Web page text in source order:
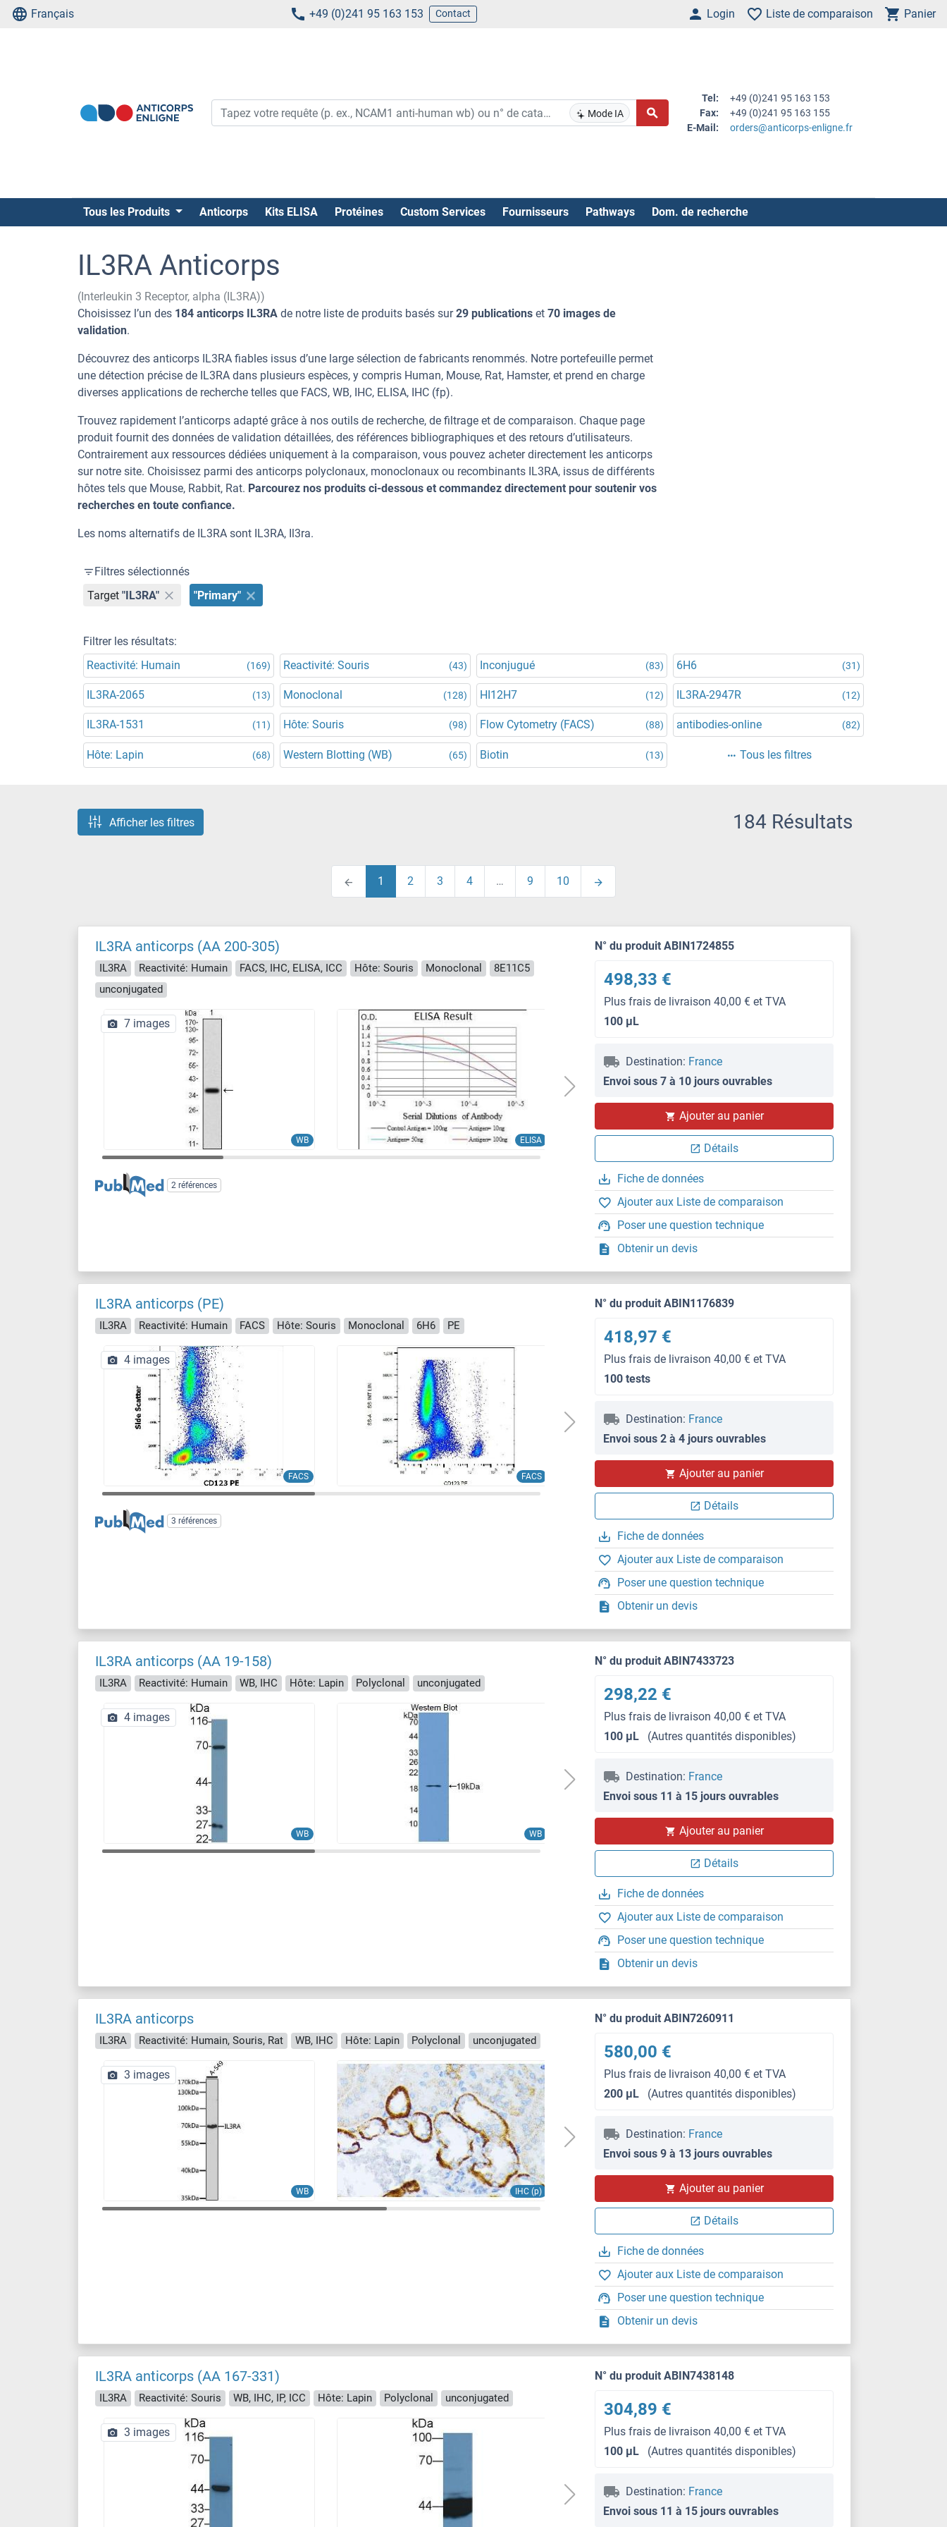
Français +49 (0)241 95 163 153 Contact Login Liste de comparaison Panier
Mode IA
Tel:
+49 (0)241 95 163 153
Fax:
+49 (0)241 95 163 155
E-Mail:
orders@anticorps-enligne.fr
Tous les Produits Anticorps Kits ELISA Protéines Custom Services Fournisseurs Pathways Dom. de recherche
IL3RA Anticorps
(Interleukin 3 Receptor, alpha (IL3RA))
Choisissez l’un des 184 anticorps IL3RA de notre liste de produits basés sur29 publications et 70 images de
validation.
Découvrez des anticorps IL3RA fiables issus d’une large sélection de fabricants renommés. Notre portefeuille permet
une détection précise de IL3RA dans plusieurs espèces, y compris Human, Mouse, Rat, Hamster, et prend en charge
diverses applications de recherche telles que FACS, WB, IHC, ELISA, IHC (fp).
Trouvez rapidement l’anticorps adapté grâce à nos outils de recherche, de filtrage et de comparaison. Chaque page
produit fournit des données de validation détaillées, des références bibliographiques et des retours d’utilisateurs.
Contrairement aux ressources dédiées uniquement à la comparaison, vous pouvez acheter directement les anticorps
sur notre site. Choisissez parmi des anticorps polyclonaux, monoclonaux ou recombinants IL3RA, issus de différents
hôtes tels que Mouse, Rabbit, Rat. Parcourez nos produits ci-dessous et commandez directement pour soutenir vos
recherches en toute confiance.
Les noms alternatifs de IL3RA sont IL3RA, Il3ra.
Filtres sélectionnés
Target "IL3RA" "Primary"
Filtrer les résultats:
Reactivité: Humain
(169) Reactivité: Souris (43) Inconjugué (83) 6H6 (31)
IL3RA-2065 (13) Monoclonal (128) HI12H7 (12) IL3RA-2947R (12)
IL3RA-1531 (11) Hôte: Souris (98) Flow Cytometry (FACS) (88) antibodies-online (82)
Hôte: Lapin (68) Western Blotting (WB) (65) Biotin (13) Tous les filtres
Afficher les filtres 184 Résultats
1 2 3 4 … 9 10
IL3RA anticorps (AA 200-305)
IL3RA Reactivité: Humain FACS, IHC, ELISA, ICC Hôte: Souris Monoclonal
8E11C5
unconjugated
WB ELISA
FACS
7 images
2 références
N° du produit ABIN1724855
498,33 €
Plus frais de livraison 40,00 € et TVA
100 μL
Destination: France
Envoi sous 7 à 10 jours ouvrables
Ajouter au panier
Détails
Fiche de données
Ajouter aux Liste de comparaison
Poser une question technique
Obtenir un devis
IL3RA anticorps (PE)
IL3RA Reactivité: Humain FACS Hôte: Souris Monoclonal 6H6 PE
FACS FACS FACS
4 images
3 références
N° du produit ABIN1176839
418,97 €
Plus frais de livraison 40,00 € et TVA
100 tests
Destination: France
Envoi sous 2 à 4 jours ouvrables
Ajouter au panier
Détails
Fiche de données
Ajouter aux Liste de comparaison
Poser une question technique
Obtenir un devis
IL3RA anticorps (AA 19-158)
IL3RA Reactivité: Humain WB, IHC Hôte: Lapin Polyclonal unconjugated
WB WB
IHC
4 images
N° du produit ABIN7433723
298,22 €
Plus frais de livraison 40,00 € et TVA
100 μL
(Autres quantités disponibles)
Destination: France
Envoi sous 11 à 15 jours ouvrables
Ajouter au panier
Détails
Fiche de données
Ajouter aux Liste de comparaison
Poser une question technique
Obtenir un devis
IL3RA anticorps
IL3RA Reactivité: Humain, Souris, Rat WB, IHC Hôte: Lapin Polyclonal unconjugated
WB IHC (p)
IHC (p)
3 images
N° du produit ABIN7260911
580,00 €
Plus frais de livraison 40,00 € et TVA
200 μL
(Autres quantités disponibles)
Destination: France
Envoi sous 9 à 13 jours ouvrables
Ajouter au panier
Détails
Fiche de données
Ajouter aux Liste de comparaison
Poser une question technique
Obtenir un devis
IL3RA anticorps (AA 167-331)
IL3RA Reactivité: Souris WB, IHC, IP, ICC Hôte: Lapin Polyclonal unconjugated
3 images
N° du produit ABIN7438148
304,89 €
Plus frais de livraison 40,00 € et TVA
100 μL
(Autres quantités disponibles)
Destination: France
Envoi sous 11 à 15 jours ouvrables